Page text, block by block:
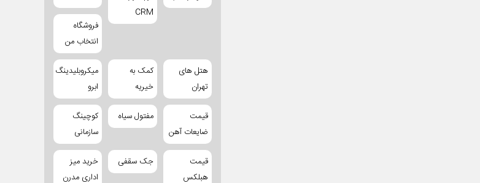
CRM
فروشگاه
انتخاب من
هتل های
تهران
کمک به
خیریه
میکروبلیدینگ
ابرو
قیمت
ضایعات آهن
مفتول سیاه
کوچینگ
سازمانی
قیمت
هبلکس
جک سقفی
خرید میز
اداری مدرن